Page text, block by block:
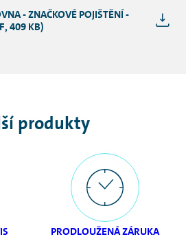
specifické
- ZNAČKOVÉ POJIŠTĚNÍ -
409 KB)
produkty
PRODLOUŽENÁ ZÁRUKA